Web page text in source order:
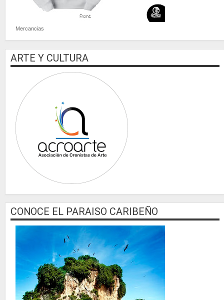
Mercancias
ARTE Y CULTURA
CONOCE EL PARAISO CARIBEÑO